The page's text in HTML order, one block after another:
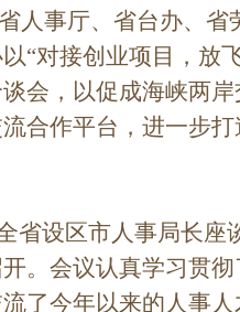
人事厅、省台办、
“对接创业项目，放
会，以促成海峡两
合作平台，进一步
全省设区市人事局长
。会议认真学习贯
了今年以来的人事